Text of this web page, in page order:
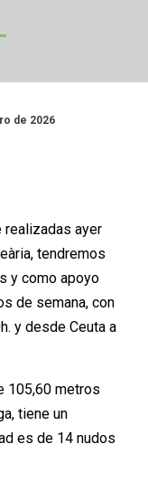
de 2026
realizadas ayer
tendremos
y como apoyo
de semana, con
y desde Ceuta a
105,60 metros
tiene un
es de 14 nudos